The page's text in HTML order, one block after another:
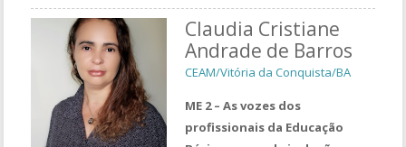
Claudia Cristiane
Andrade de Barros
CEAM/Vitória da Conquista/BA
ME 2 – As vozes dos
profissionais da Educação